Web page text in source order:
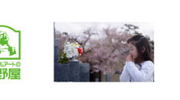
#贈り物